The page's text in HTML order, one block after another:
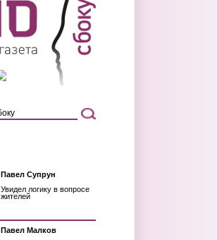
Павел Супрун
Увидел логику в вопросе
жителей
Павел Малков